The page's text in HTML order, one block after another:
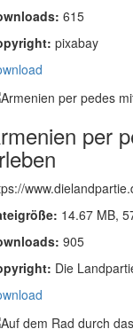
615
pixabay
per
14.67 MB,
905
Die